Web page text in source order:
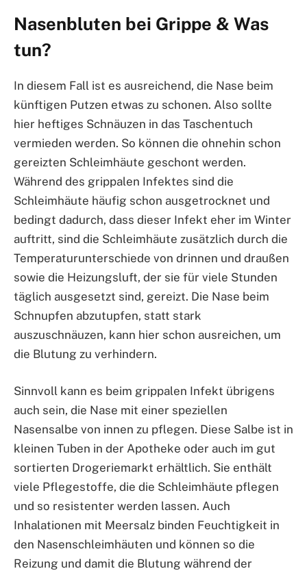
Nasenbluten bei Grippe & Was
tun?
In diesem Fall ist es ausreichend, die Nase beim
künftigen Putzen etwas zu schonen. Also sollte
hier heftiges Schnäuzen in das Taschentuch
vermieden werden. So können die ohnehin schon
gereizten Schleimhäute geschont werden.
Während des grippalen Infektes sind die
Schleimhäute häufig schon ausgetrocknet und
bedingt dadurch, dass dieser Infekt eher im Winter
auftritt, sind die Schleimhäute zusätzlich durch die
Temperaturunterschiede von drinnen und draußen
sowie die Heizungsluft, der sie für viele Stunden
täglich ausgesetzt sind, gereizt. Die Nase beim
Schnupfen abzutupfen, statt stark
auszuschnäuzen, kann hier schon ausreichen, um
die Blutung zu verhindern.
Sinnvoll kann es beim grippalen Infekt übrigens
auch sein, die Nase mit einer speziellen
Nasensalbe von innen zu pflegen. Diese Salbe ist in
kleinen Tuben in der Apotheke oder auch im gut
sortierten Drogeriemarkt erhältlich. Sie enthält
viele Pflegestoffe, die die Schleimhäute pflegen
und so resistenter werden lassen. Auch
Inhalationen mit Meersalz binden Feuchtigkeit in
den Nasenschleimhäuten und können so die
Reizung und damit die Blutung während der